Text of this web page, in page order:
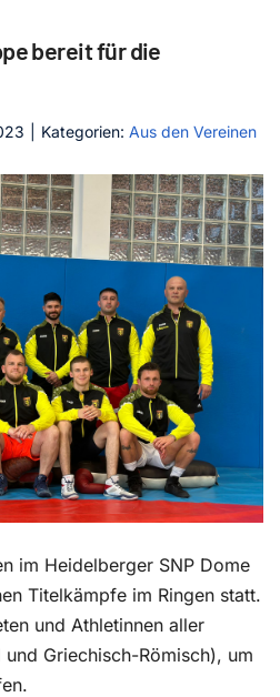
bereit für die
Kategorien: Aus den Vereinen
im Heidelberger SNP Dome
Titelkämpfe im Ringen statt.
und Athletinnen aller
Griechisch-Römisch), um